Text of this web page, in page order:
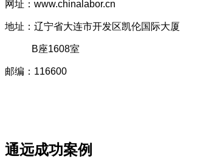
网址： www.chinalabor.cn
地址：辽宁省大连市开发区凯伦国际大厦
B座1608室
邮编 ： 116600
通远成功案例